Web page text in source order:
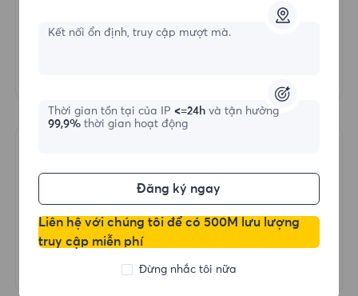
Mua IP dân cư bao gồm hơn 195 địa điểm và
Phiên đồng thời không giới hạn
Không có giới hạn và hạn chế, mua IP dân
cư, gửi các phiên đồng thời không giới hạn.
Kết nối ổn định, truy cập mượt mà.
Thời gian tồn tại của IP <=24h và tận hưởng
99,9%thời gian hoạt động
Đăng ký ngay
Liên hệ với chúng tôi để có 500M lưu lượng
truy cập miễn phí
Đừng nhắc tôi nữa